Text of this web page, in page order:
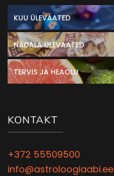
KUU ÜLEVAATED
NÄDALA ÜLEVAATED
TERVIS JA HEAOLU
KONTAKT
+372 55509500
info@astroloogiaabi.ee